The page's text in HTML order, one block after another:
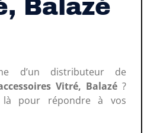
Balazé
d’un distributeur de
Vitré, Balazé ?
là pour répondre à vos